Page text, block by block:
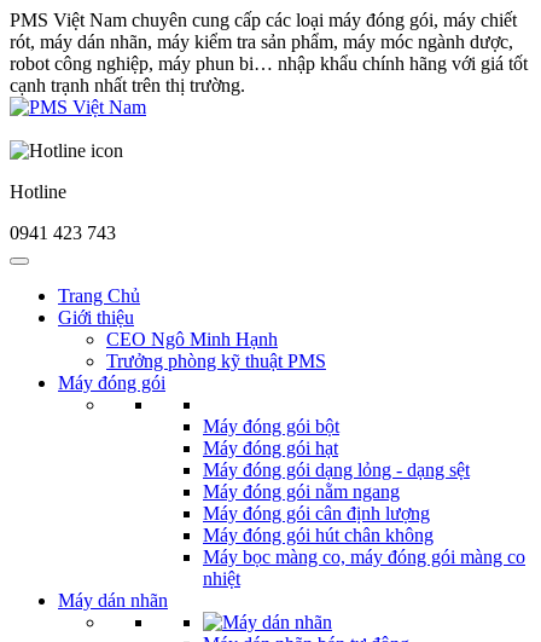
PMS Việt Nam chuyên cung cấp các loại máy đóng gói, máy chiết
rót, máy dán nhãn, máy kiểm tra sản phẩm, máy móc ngành dược,
robot công nghiệp, máy phun bi… nhập khẩu chính hãng với giá tốt
cạnh trạnh nhất trên thị trường.
Hotline
0941 423 743
Trang Chủ
Giới thiệu
CEO Ngô Minh Hạnh
Trưởng phòng kỹ thuật PMS
Máy đóng gói
Máy đóng gói bột
Máy đóng gói hạt
Máy đóng gói dạng lỏng - dạng sệt
Máy đóng gói nằm ngang
Máy đóng gói cân định lượng
Máy đóng gói hút chân không
Máy bọc màng co, máy đóng gói màng co
nhiệt
Máy dán nhãn